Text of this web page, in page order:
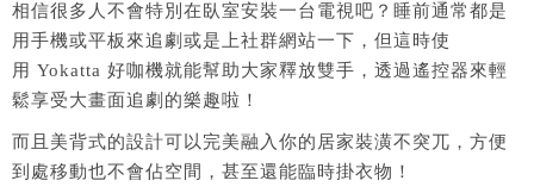
相信很多人不會特別在臥室安裝一台電視吧？睡前通常都是
用手機或平板來追劇或是上社群網站一下，但這時使
用 Yokatta 好咖機就能幫助大家釋放雙手，透過遙控器來輕
鬆享受大畫面追劇的樂趣啦！
而且美背式的設計可以完美融入你的居家裝潢不突兀，方便
到處移動也不會佔空間，甚至還能臨時掛衣物！